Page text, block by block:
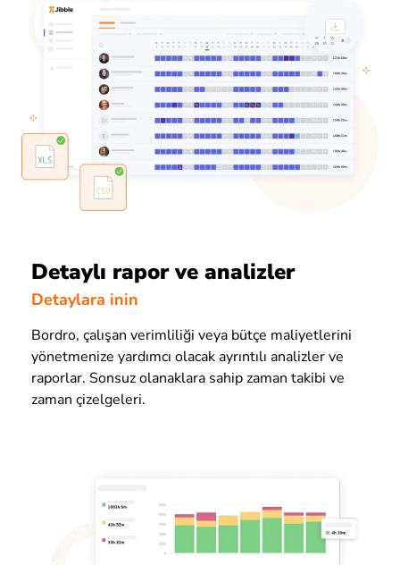
Detaylı rapor ve analizler
Detaylara inin
Bordro, çalışan verimliliği veya bütçe maliyetlerini
yönetmenize yardımcı olacak ayrıntılı analizler ve
raporlar. Sonsuz olanaklara sahip zaman takibi ve
zaman çizelgeleri.